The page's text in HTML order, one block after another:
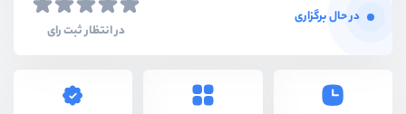
در حال برگزاری
در انتظار ثبت رای